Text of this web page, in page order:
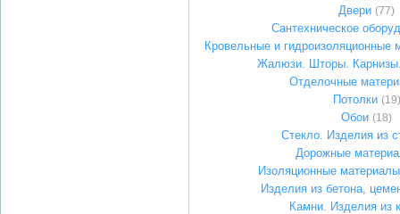
Двери (77)
Сантехническое
Кровельные и гидроизоляционные
Жалюзи. Шторы.
Отделочные
Потолки (19)
Обои (18)
Стекло. Изделия из
Дорожные
Изоляционные
Изделия из бетона,
Камни. Изделия из